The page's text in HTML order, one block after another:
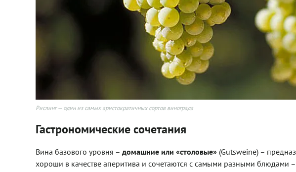
Рислинг — один из самых аристократичных сортов винограда
Гастрономические сочетания
Вина базового уровня – домашние или «столовые» (Gutsweine) –
хороши в качестве аперитива и сочетаются с самыми разными блюдами